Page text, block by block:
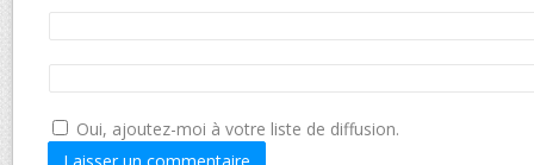
Oui, ajoutez-moi à votre liste de diffusion.